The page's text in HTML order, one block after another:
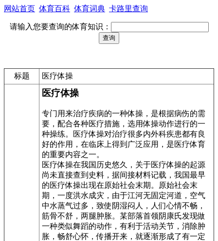
网站首页 体育百科 体育词典 卡路里查询
请输入您要查询的体育知识：
标题 医疗体操
医疗体操
专门用来治疗疾病的一种体操，是根据病伤的需
要，配合各种医疗措施，选用体操动作进行的一
种操练。医疗体操对治疗很多内外科疾患都有良
好的作用，在临床上得到广泛应用，是医疗体育
的重要内容之一。
医疗体操在我国历史悠久，关于医疗体操的起源
尚未直接查到史料，据间接材料记载，我国最早
的医疗体操出现在原始社会末期。原始社会末
期，一度洪水成灾，由于江河无固定河道，空气
中水蒸气过多，致使阴湿闷人，人们心情不畅，
筋骨不舒，两腿肿胀。某部落首领阴康氏发现做
一种类似舞蹈的动作，有利于活动关节，消除肿
胀，畅舒心怀，传播开来，就逐渐形成了有一定